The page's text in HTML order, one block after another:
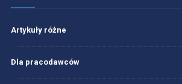
Artykuły różne
Dla pracodawców